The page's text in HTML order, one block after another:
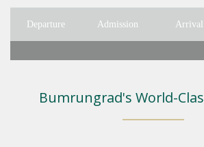
Arrival
Admission
Departure
Bumrungrad's World-